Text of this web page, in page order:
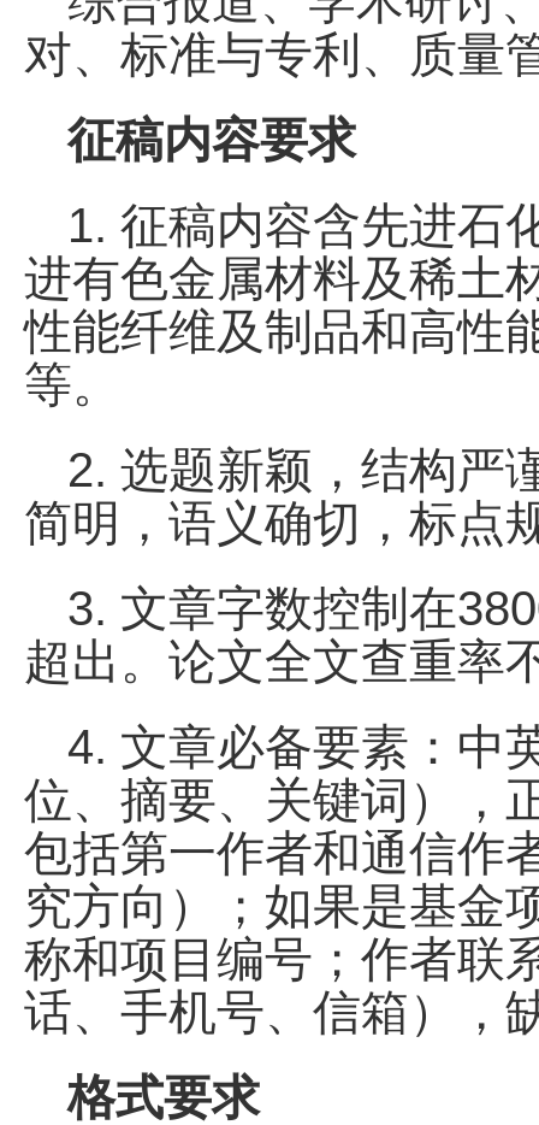
对、标准与专利、质量
征稿内容要求
1. 征稿内容含先进石
进有色金属材料及稀土
性能纤维及制品和高性
等。
2. 选题新颖，结构严
简明，语义确切，标点
3. 文章字数控制在
超出。论文全文查重率
4. 文章必备要素：中
位、摘要、关键词），
包括第一作者和通信作
究方向）；如果是基金
称和项目编号；作者联
话、手机号、信箱），
格式要求